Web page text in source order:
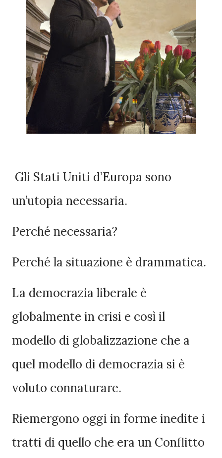
Gli Stati Uniti d’Europa sono
un’utopia necessaria.
Perché necessaria?
Perché la situazione è drammatica.
La democrazia liberale è
globalmente in crisi e così il
modello di globalizzazione che a
quel modello di democrazia si è
voluto connaturare.
Riemergono oggi in forme inedite i
tratti di quello che era un Conflitto